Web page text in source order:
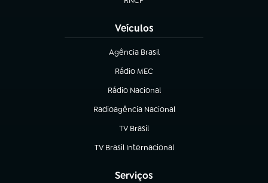
(abre em nova aba)
Veículos
Agência Brasil
(abre em nova aba)
Rádio MEC
(abre em nova aba)
Rádio Nacional
Radioagência Nacional
(abre em nova aba)
TV Brasil
(abre em nova aba)
TV Brasil Internacional
(abre em nova aba)
Serviços